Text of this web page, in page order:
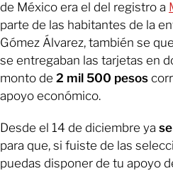
de México era el del registro a
parte de las habitantes de la
Gómez Álvarez, también se
se entregaban las tarjetas en
monto de 2 mil 500 pesos
apoyo económico.
Desde el 14 de diciembre ya
para que, si fuiste de las
puedas disponer de tu apoyo